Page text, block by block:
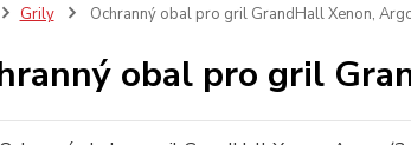
Grily Ochranný obal pro gril GrandHall Xenon,
obal pro gril